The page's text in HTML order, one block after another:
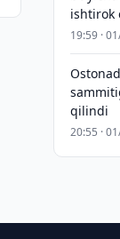
ishtirok
19:59 ·
qilindi
20:55 ·